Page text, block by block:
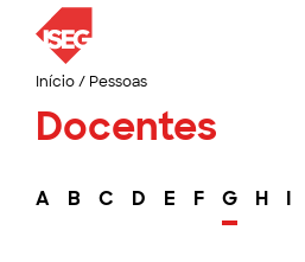
Início/ Pessoas
Docentes
A B C D E F G H I